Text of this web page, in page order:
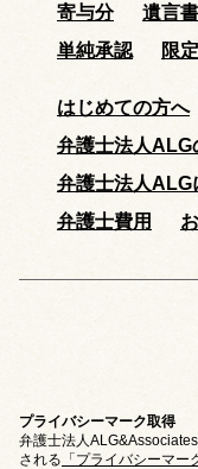
寄与分
遺言書
単純承認
限
はじめての方へ
弁護士法人ALG
弁護士法人ALG
弁護士費用
プライバシーマーク取得
弁護士法人
される 「プライバシーマー